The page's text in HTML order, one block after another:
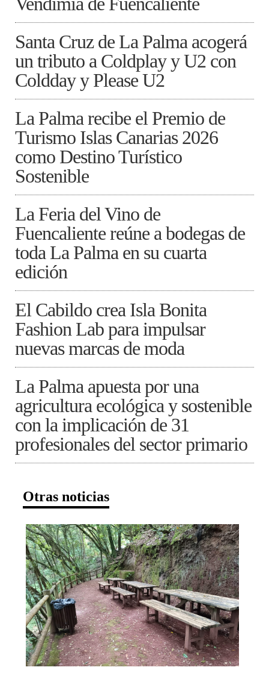
Santa Cruz de La Palma acogerá
un tributo a Coldplay y U2 con
Coldday y Please U2
La Palma recibe el Premio de
Turismo Islas Canarias 2026
como Destino Turístico
Sostenible
La Feria del Vino de
Fuencaliente reúne a bodegas de
toda La Palma en su cuarta
edición
El Cabildo crea Isla Bonita
Fashion Lab para impulsar
nuevas marcas de moda
La Palma apuesta por una
agricultura ecológica y sostenible
con la implicación de 31
profesionales del sector primario
Otras noticias